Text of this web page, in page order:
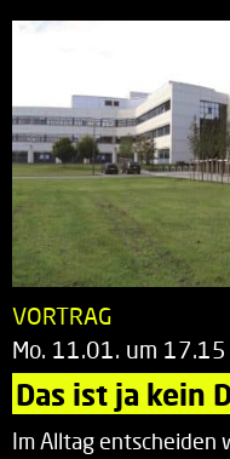
VORTRAG
Mo. 11.01. um
Das ist ja kein
Im Alltag entscheiden